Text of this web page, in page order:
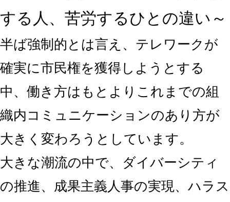
する人、苦労するひとの違い～
半ば強制的とは言え、テレワークが
確実に市民権を獲得しようとする
中、働き方はもとよりこれまでの組
織内コミュニケーションのあり方が
大きく変わろうとしています。
大きな潮流の中で、ダイバーシティ
の推進、成果主義人事の実現、ハラス